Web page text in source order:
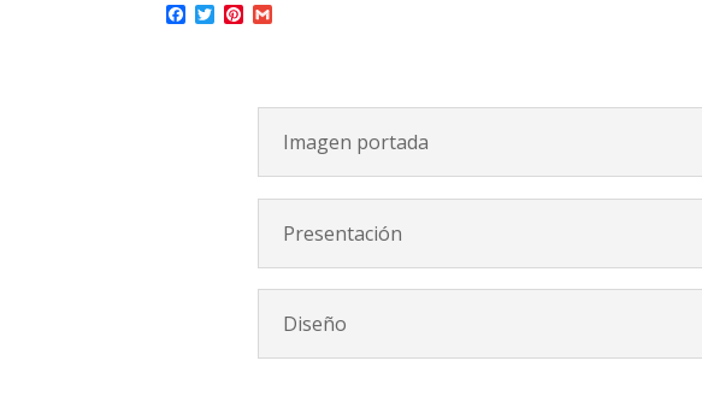
Facebook
TwitterPinterest
Imagen portada
Presentación
Diseño